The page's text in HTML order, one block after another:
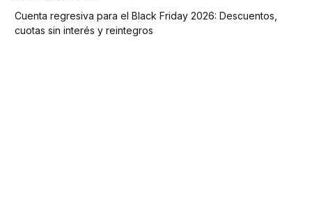
Cuenta regresiva para el Black Friday 2026: Descuentos,
cuotas sin interés y reintegros